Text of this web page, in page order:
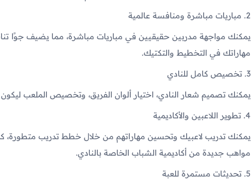
2. مباريات مباشرة ومنافسة عالمية
يمكنك مواجهة مدربين حقيقيين في مباريات مباشرة، مما يضيف جوًا
مهاراتك في التخطيط والتكتيك.
3. تخصيص كامل للنادي
يمكنك تصميم شعار النادي، اختيار ألوان الفريق، وتخصيص الملعب ليكون
4. تطوير اللاعبين والأكاديمية
يمكنك تدريب لاعبيك وتحسين مهاراتهم من خلال خطط تدريب متطورة،
مواهب جديدة من أكاديمية الشباب الخاصة بالنادي.
5. تحديثات مستمرة للعبة